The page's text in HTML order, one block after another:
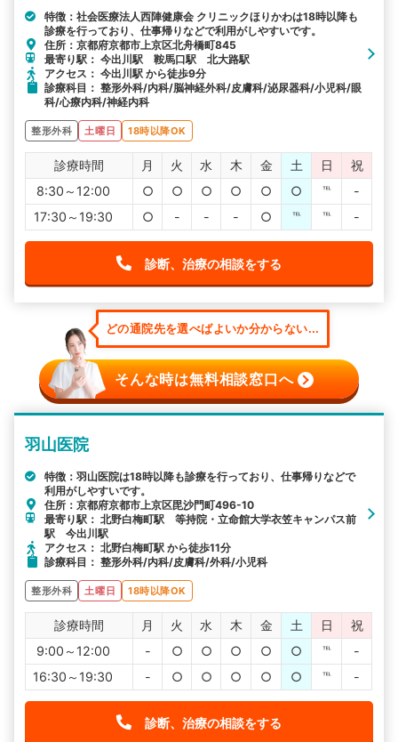
特徴：社会医療法人西陣健康会 クリニックほりかわは18時以降も
診療を行っており、仕事帰りなどで利用がしやすいです。
住所：京都府京都市上京区北舟橋町845
最寄り駅： 今出川駅 鞍馬口駅 北大路駅
アクセス： 今出川駅 から徒歩9分
診療科目： 整形外科/内科/脳神経外科/皮膚科/泌尿器科/小児科/眼
科/心療内科/神経内科
整形外科 土曜日 18時以降OK
診療時間 月 火 水 木 金 土 日
祝
8:30～12:00
○ ○ ○ ○ ○ ○ ℡
-
17:30～19:30
○ - - - ○ ℡ ℡ -
診断、治療の相談をする
どの通院先を選べばよいか分からない...
そんな時は無料相談窓口へ
羽山医院
特徴：羽山医院は18時以降も診療を行っており、仕事帰りなどで
利用がしやすいです。
住所：京都府京都市上京区毘沙門町496-10
最寄り駅： 北野白梅町駅 等持院・立命館大学衣笠キャンパス前
駅 今出川駅
アクセス： 北野白梅町駅 から徒歩11分
診療科目： 整形外科/内科/皮膚科/外科/小児科
整形外科 土曜日 18時以降OK
診療時間 月 火 水 木 金 土 日
祝
9:00～12:00
- ○ ○ ○ ○ ○ ℡
-
16:30～19:30
- ○ ○ ○ ○ ○ ℡ -
診断、治療の相談をする